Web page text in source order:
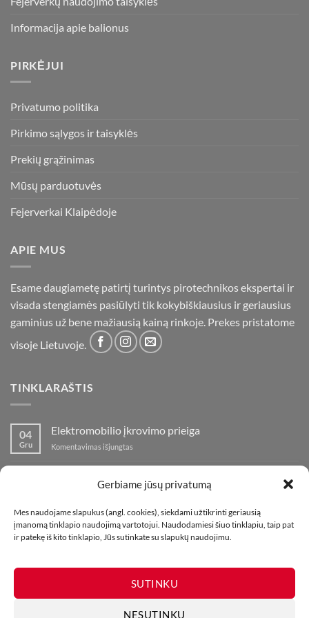
Gerbiame jūsų privatumą
Mes naudojame slapukus (angl. cookies), siekdami užtikrinti geriausią
įmanomą tinklapio naudojimą vartotojui. Naudodamiesi šiuo tinklapiu, taip pat
ir patekę iš kito tinklapio, Jūs sutinkate su slapukų naudojimu.
SUTINKU
NESUTINKU
Informacija apie balionus
PIRKĖJUI
Privatumo politika
Pirkimo sąlygos ir taisyklės
Prekių grąžinimas
Mūsų parduotuvės
Fejerverkai Klaipėdoje
APIE MUS
Esame daugiametę patirtį turintys pirotechnikos ekspertai ir
visada stengiamės pasiūlyti tik kokybiškiausius ir geriausius
gaminius už bene mažiausią kainą rinkoje. Prekes pristatome
visoje Lietuvoje.
TINKLARAŠTIS
04
Gru
Elektromobilio įkrovimo prieiga
Komentavimas išjungtas
prieiga
Komentavimas išjungtasįraše
fejerverkų
parduotuvė
Klaipedoje!
01
Lap
Kaip fotografuoti fejerverkus
Komentavimas išjungtasįraše
fejerverkus